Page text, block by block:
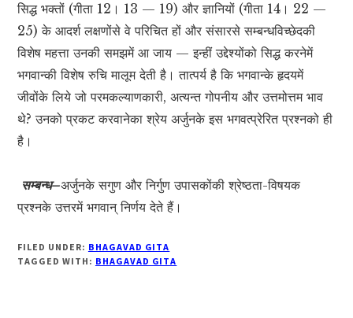
सिद्ध भक्तों (गीता 12। 13 — 19) और ज्ञानियों (गीता 14। 22 —
25) के आदर्श लक्षणोंसे वे परिचित हों और संसारसे सम्बन्धविच्छेदकी
विशेष महत्ता उनकी समझमें आ जाय — इन्हीं उद्देश्योंको सिद्ध करनेमें
भगवान्की विशेष रुचि मालूम देती है। तात्पर्य है कि भगवान्के हृदयमें
जीवोंके लिये जो परमकल्याणकारी, अत्यन्त गोपनीय और उत्तमोत्तम भाव
थे? उनको प्रकट करवानेका श्रेय अर्जुनके इस भगवत्प्रेरित प्रश्नको ही
है।
सम्बन्ध–अर्जुनके सगुण और निर्गुण उपासकोंकी श्रेष्ठता-विषयक
प्रश्नके उत्तरमें भगवान् निर्णय देते हैं।
FILED UNDER: BHAGAVAD GITA
TAGGED WITH: BHAGAVAD GITA